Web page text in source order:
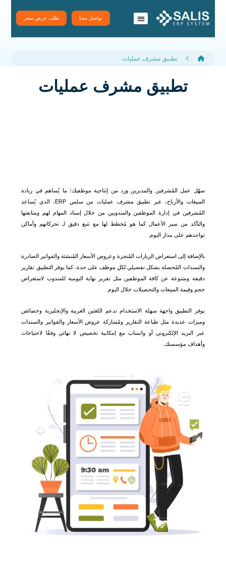
تواصل معنا طلب عرض سعر
تطبيق مشرف عمليات
تطبيق مشرف عمليات
سهّل عمل المُشرفين والمديرين وزد من إنتاجية موظفيك؛ ما يُساهم في زيادة
المبيعات والأرباح، عبر تطبيق مشرف عمليات من سلس ERP، الذي يُساعد
المُشرفين في إدارة الموظفين والمندوبين من خلال إسناد المهام لهم ومتابعتها
والتأكد من سير الأعمال كما هو مُخطط لها مع تتبع دقيق لـ تحركاتهم وأماكن
تواجدهم على مدار اليوم.
بالإضافة إلى استعراض الزيارات المُنجزة وعروض الأسعار المُنشئة والفواتير الصادرة
والسندات المُحصلة بشكل تفصيلي لكلِ موظف على حدة، كما يوفر التطبيق تقارير
دقيقة ومتنوعة عن كافة الموظفين مثل تقرير نهاية اليومية للمندوب لاستعراض
حجم وقيمة المبيعات والتحصيلات خلال اليوم.
يوفر التطبيق واجهة سهلة الاستخدام تدعم اللغتين العربية والإنجليزية وخصائص
وميزات عديدة مثل طباعة التقارير ومُشاركة عروض الأسعار والفواتير والسندات
عبر البريد الإلكتروني أو واتساب مع إمكانية تخصيص لا نهائي وفقًا لاحتياجات
وأهداف مؤسستك.